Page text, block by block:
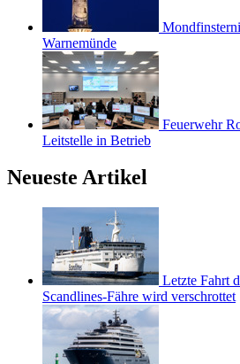
Warnemünde
Feuerwehr
Leitstelle in Betrieb
Neueste Artikel
Letzte Fahrt
Scandlines-Fähre wird verschrottet